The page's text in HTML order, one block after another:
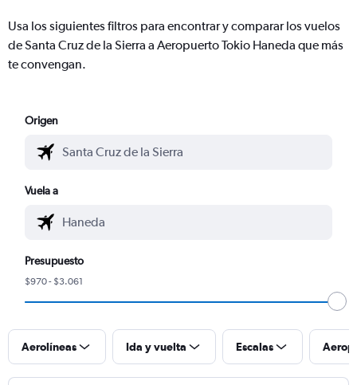
Usa los siguientes filtros para encontrar y comparar los vuelos
de Santa Cruz de la Sierra a Aeropuerto Tokio Haneda que más
te convengan.
Origen
Vuela a
Presupuesto
$970 - $3.061
Aerolíneas Ida y vuelta Escalas